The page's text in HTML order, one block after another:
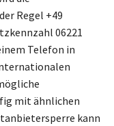
Regel +49
06221
Telefon in
mit ähnlichen
kann